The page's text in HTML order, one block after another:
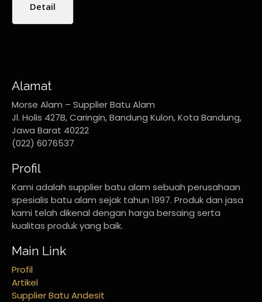
Detail
Alamat
Morse Alam – Supplier Batu Alam
Jl. Holis 427B, Caringin, Bandung Kulon, Kota Bandung,
Jawa Barat 40222
(022) 6076537
Profil
Kami adalah supplier batu alam sebuah perusahaan
spesialis batu alam sejak tahun 1997. Produk dan jasa
kami telah dikenal dengan harga bersaing serta
kualitas produk yang baik.
Main Link
Profil
Artikel
Supplier Batu Andesit